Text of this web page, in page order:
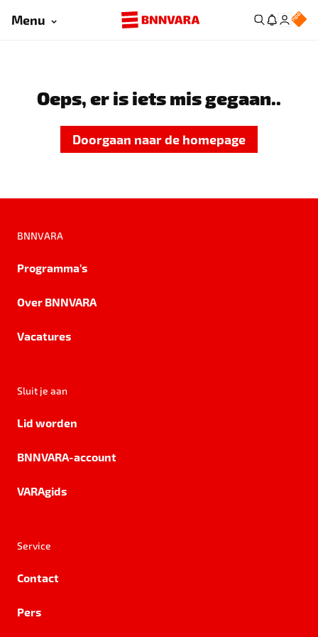
Menu
Oeps, er is iets mis gegaan..
Doorgaan naar de homepage
BNNVARA
Programma's
Over BNNVARA
Vacatures
Sluit je aan
Lid worden
BNNVARA-account
VARAgids
Service
Contact
Pers